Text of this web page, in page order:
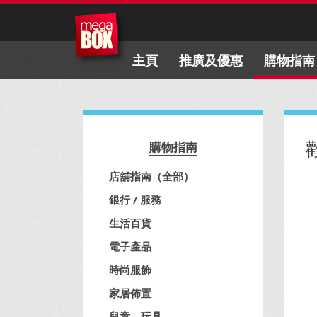
主頁 推廣及優惠 購物指南
購物指南
店舖指南（全部）
銀行 / 服務
生活百貨
電子產品
時尚服飾
家居佈置